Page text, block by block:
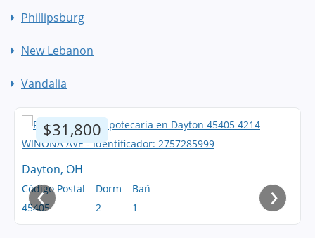
Phillipsburg
New Lebanon
Vandalia
$31,800
Dayton, OH
Código Postal
45405
Dorm
2
Bañ
1
‹ ›